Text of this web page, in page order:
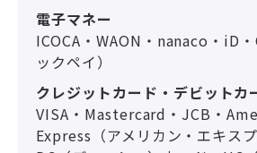
電子マネー
ICOCA・WAON・nanaco・iD
ックペイ）
クレジットカード・デビットカ
VISA・Mastercard・JCB・
Express（アメリカン・エキス